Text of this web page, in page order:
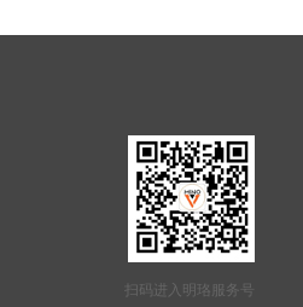
扫码进入明珞服务号